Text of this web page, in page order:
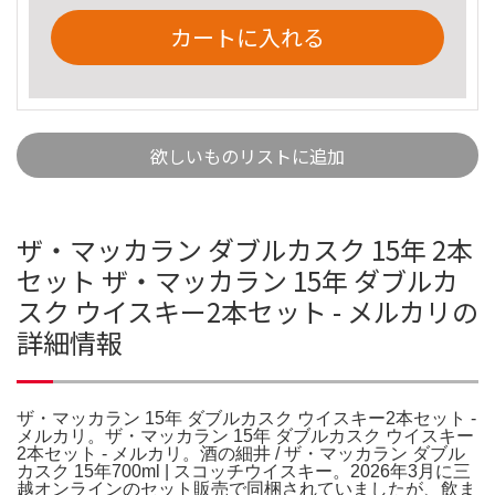
カートに入れる
欲しいものリストに追加
ザ・マッカラン ダブルカスク 15年 2本
セット ザ・マッカラン 15年 ダブルカ
スク ウイスキー2本セット - メルカリの
詳細情報
ザ・マッカラン 15年 ダブルカスク ウイスキー2本セット -
メルカリ。ザ・マッカラン 15年 ダブルカスク ウイスキー
2本セット - メルカリ。酒の細井 / ザ・マッカラン ダブル
カスク 15年700ml | スコッチウイスキー。2026年3月に三
越オンラインのセット販売で同梱されていましたが、飲ま